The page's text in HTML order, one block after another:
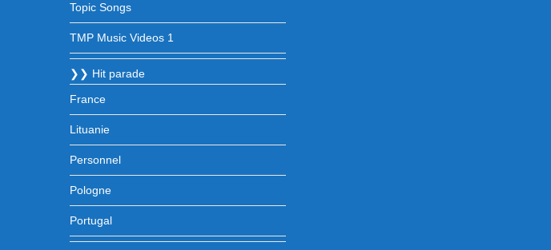
Topic Songs
TMP Music Videos 1
❯❯ Hit parade
France
Lituanie
Personnel
Pologne
Portugal